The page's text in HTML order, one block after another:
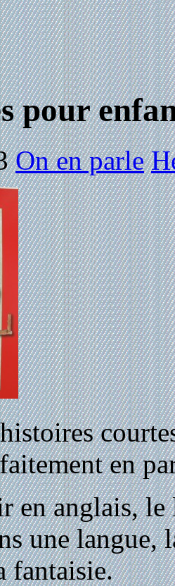
pour
On en parle
en
en anglais, le
une langue,
fantaisie.